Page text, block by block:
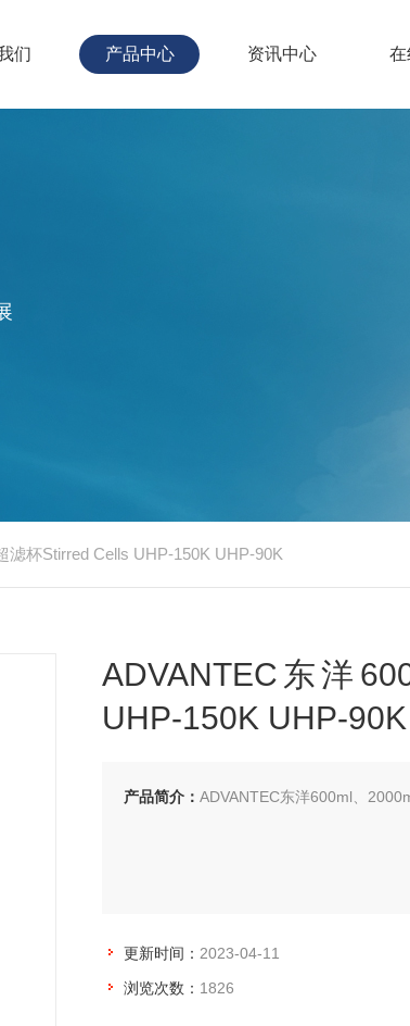
们 产品中心 资讯中心
滤杯Stirred Cells UHP-150K UHP-90K
ADVANTEC东洋
UHP-150K UHP-90K
产品简介： ADVANTEC东洋600ml、
更新时间： 2023-04-11
浏览次数： 1826